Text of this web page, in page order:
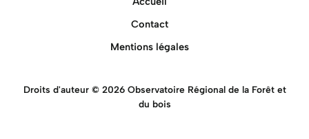
Contact
Mentions légales
Droits d'auteur © 2026 Observatoire Régional de la Forêt et
du bois